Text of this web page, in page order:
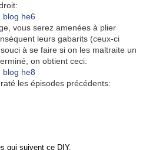
vous serez amenées à plier
leurs gabarits (ceux-ci
à se faire si on les maltraite un
on obtient ceci:
les épisodes précédents:
qui suivent ce DIY.